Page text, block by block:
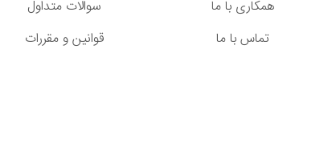
همکاری با ما
تماس با ما
سوالات متداول
قوانین و مقررات